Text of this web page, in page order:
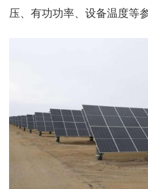
压、有功功率、设备温度等